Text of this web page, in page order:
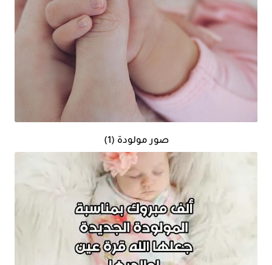
صور مولودة (1)